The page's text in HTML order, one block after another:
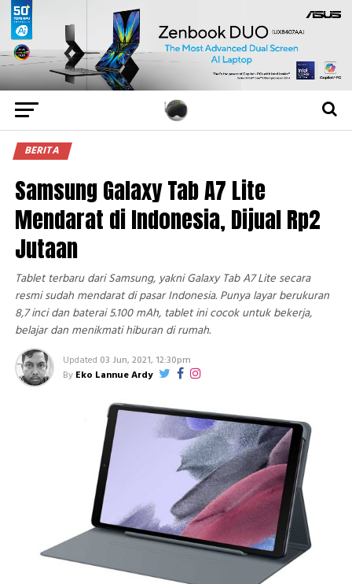
BERITA
Samsung Galaxy Tab A7 Lite
Mendarat di Indonesia, Dijual Rp2
Jutaan
Tablet terbaru dari Samsung, yakni Galaxy Tab A7 Lite secara
resmi sudah mendarat di pasar Indonesia. Punya layar berukuran
8,7 inci dan baterai 5.100 mAh, tablet ini cocok untuk bekerja,
belajar dan menikmati hiburan di rumah.
Updated 03 Jun, 2021, 12:30pm
By Eko Lannue Ardy